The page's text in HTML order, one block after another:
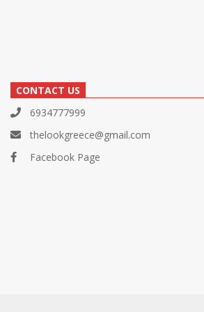
CONTACT US
6934777999
thelookgreece@gmail.com
Facebook Page